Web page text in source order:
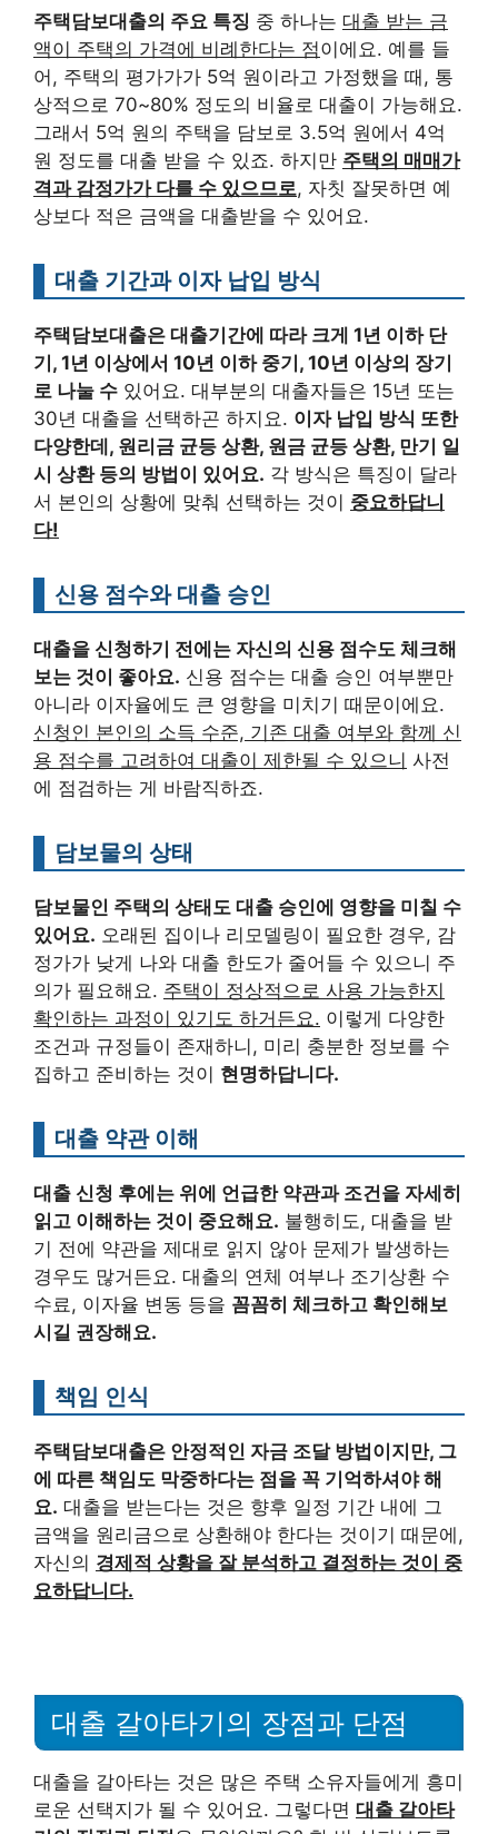
주택담보대출의 주요 특징 중 하나는 대출 받는 금
액이 주택의 가격에 비례한다는 점이에요. 예를 들
어, 주택의 평가가가 5억 원이라고 가정했을 때, 통
상적으로 70~80% 정도의 비율로 대출이 가능해요.
그래서 5억 원의 주택을 담보로 3.5억 원에서 4억
원 정도를 대출 받을 수 있죠. 하지만 주택의 매매가
격과 감정가가 다를 수 있으므로, 자칫 잘못하면 예
상보다 적은 금액을 대출받을 수 있어요.
대출 기간과 이자 납입 방식
주택담보대출은 대출기간에 따라 크게 1년 이하 단
기, 1년 이상에서 10년 이하 중기, 10년 이상의 장기
로 나눌 수 있어요. 대부분의 대출자들은 15년 또는
30년 대출을 선택하곤 하지요. 이자 납입 방식 또한
다양한데, 원리금 균등 상환, 원금 균등 상환, 만기 일
시 상환 등의 방법이 있어요. 각 방식은 특징이 달라
서 본인의 상황에 맞춰 선택하는 것이 중요하답니
다!
신용 점수와 대출 승인
대출을 신청하기 전에는 자신의 신용 점수도 체크해
보는 것이 좋아요. 신용 점수는 대출 승인 여부뿐만
아니라 이자율에도 큰 영향을 미치기 때문이에요.
신청인 본인의 소득 수준, 기존 대출 여부와 함께 신
용 점수를 고려하여 대출이 제한될 수 있으니 사전
에 점검하는 게 바람직하죠.
담보물의 상태
담보물인 주택의 상태도 대출 승인에 영향을 미칠 수
있어요. 오래된 집이나 리모델링이 필요한 경우, 감
정가가 낮게 나와 대출 한도가 줄어들 수 있으니 주
의가 필요해요. 주택이 정상적으로 사용 가능한지
확인하는 과정이 있기도 하거든요. 이렇게 다양한
조건과 규정들이 존재하니, 미리 충분한 정보를 수
집하고 준비하는 것이 현명하답니다.
대출 약관 이해
대출 신청 후에는 위에 언급한 약관과 조건을 자세히
읽고 이해하는 것이 중요해요. 불행히도, 대출을 받
기 전에 약관을 제대로 읽지 않아 문제가 발생하는
경우도 많거든요. 대출의 연체 여부나 조기상환 수
수료, 이자율 변동 등을 꼼꼼히 체크하고 확인해보
시길 권장해요.
책임 인식
주택담보대출은 안정적인 자금 조달 방법이지만, 그
에 따른 책임도 막중하다는 점을 꼭 기억하셔야 해
요. 대출을 받는다는 것은 향후 일정 기간 내에 그
금액을 원리금으로 상환해야 한다는 것이기 때문에,
자신의 경제적 상황을 잘 분석하고 결정하는 것이 중
요하답니다.
대출 갈아타기의 장점과 단점
대출을 갈아타는 것은 많은 주택 소유자들에게 흥미
로운 선택지가 될 수 있어요. 그렇다면 대출 갈아타